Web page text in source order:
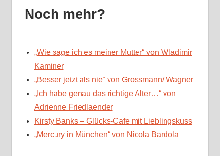
Noch mehr?
„Wie sage ich es meiner Mutter“ von Wladimir
Kaminer
„Besser jetzt als nie“ von Grossmann/ Wagner
„Ich habe genau das richtige Alter…“ von
Adrienne Friedlaender
Kirsty Banks – Glücks-Cafe mit Lieblingskuss
„Mercury in München“ von Nicola Bardola